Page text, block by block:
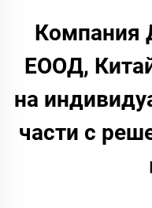
Компания
ЕООД,
на
части с